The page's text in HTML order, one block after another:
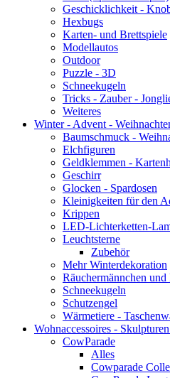
Geschicklichkeit -
Hexbugs
Karten- und Brettspiele
Modellautos
Outdoor
Puzzle - 3D
Schneekugeln
Tricks - Zauber -
Weiteres
Winter - Advent -
Baumschmuck -
Elchfiguren
Geldklemmen -
Geschirr
Glocken - Spardosen
Kleinigkeiten für den
Krippen
LED-Lichterketten-
Leuchtsterne
Zubehör
Mehr Winterdekoration
Räuchermännchen
Schneekugeln
Schutzengel
Wärmetiere -
Wohnaccessoires -
CowParade
Alles
Cowparade